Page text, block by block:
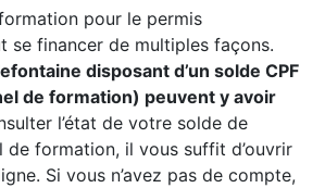
pour le permis
se financer de multiples façons.
disposant d’un solde CPF
de formation) peuvent y avoir
l’état de votre solde de
de formation, il vous suffit d’ouvrir
Si vous n’avez pas de compte,